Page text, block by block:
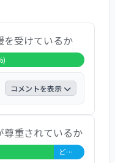
が「満足」、
ない」と回答して
足以上という総
個別の設問につい
由意見の内容を記
対応が充実して
、ホームで体調
特に意見や希望は
良くしてくれてい
備もしっかりやっ
て、「親ともう少
を受けているか
コメントを表示
ん二人とも、よ
いつも体調の事
かも、よく対応
尊重されているか
どちらともいえない 1名 (14%)